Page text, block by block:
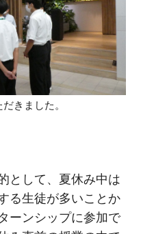
きました。
として、夏休み中は
る生徒が多いことか
ーンシップに参加で